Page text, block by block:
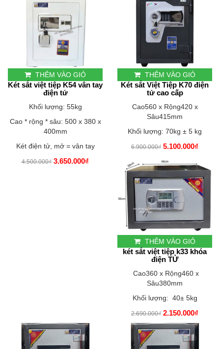
THÊM VÀO GIỎ
Két sắt việt tiệp K54 vân tay
điện tử
Khối lượng: 55kg
Cao * rộng * sâu: 500 x 380 x
400mm
Két điện tử, mở = vân tay
4.500.000₫ 3.650.000₫
THÊM VÀO GIỎ
Két sắt Việt Tiệp K70 điện
tử cao cấp
Cao560 x Rộng420 x
Sâu415mm
Khối lượng: 70kg ± 5 kg
6.900.000₫ 5.100.000₫
THÊM VÀO GIỎ
két sắt việt tiệp k33 khóa
điện TỬ
Cao360 x Rộng460 x
Sâu380mm
Khối lượng: 40± 5kg
2.690.000₫ 2.150.000₫